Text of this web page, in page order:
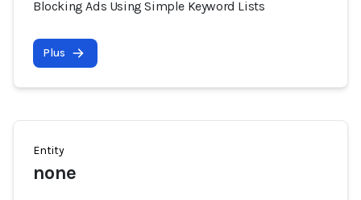
Blocking Ads Using Simple Keyword Lists
Plus
Entity
none